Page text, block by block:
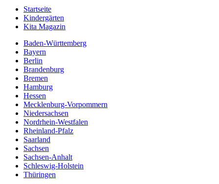
Startseite
Kindergärten
Kita Magazin
Baden-Württemberg
Bayern
Berlin
Brandenburg
Bremen
Hamburg
Hessen
Mecklenburg-Vorpommern
Niedersachsen
Nordrhein-Westfalen
Rheinland-Pfalz
Saarland
Sachsen
Sachsen-Anhalt
Schleswig-Holstein
Thüringen